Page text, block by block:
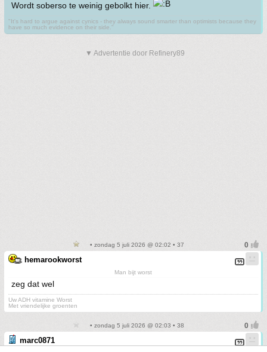
Wordt soberso te weinig gebolkt hier.
"It's hard to argue against cynics - they always sound smarter than optimists because they
have so much evidence on their side."
▼ Advertentie door Refinery89
• zondag 5 juli 2026 @ 02:02 • 37
hemarookworst
Man bijt worst
zeg dat wel
Uw ADH vitamine Worst
Met vriendelijke groenten
• zondag 5 juli 2026 @ 02:03 • 38
marc0871